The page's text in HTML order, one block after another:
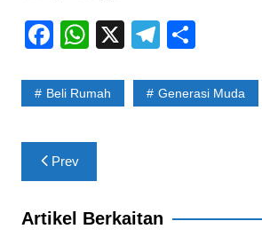
F
c
b
o
o
W
at
A
p
p
X T
e
S
ar
Beli Rumah Generasi Muda
Post
navigation
Prev
Artikel Berkaitan